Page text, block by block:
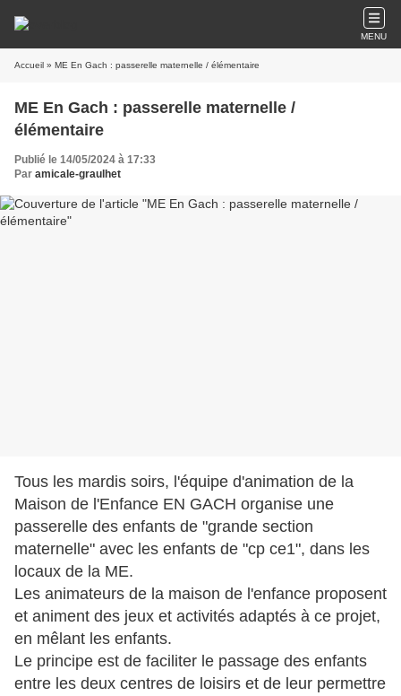
MENU
Accueil » ME En Gach : passerelle maternelle / élémentaire
ME En Gach : passerelle maternelle /
élémentaire
Publié le 14/05/2024 à 17:33
Par amicale-graulhet
Tous les mardis soirs, l'équipe d'animation de la
Maison de l'Enfance EN GACH organise une
passerelle des enfants de "grande section
maternelle" avec les enfants de "cp ce1", dans les
locaux de la ME.
Les animateurs de la maison de l'enfance proposent
et animent des jeux et activités adaptés à ce projet,
en mêlant les enfants.
Le principe est de faciliter le passage des enfants
entre les deux centres de loisirs et de leur permettre